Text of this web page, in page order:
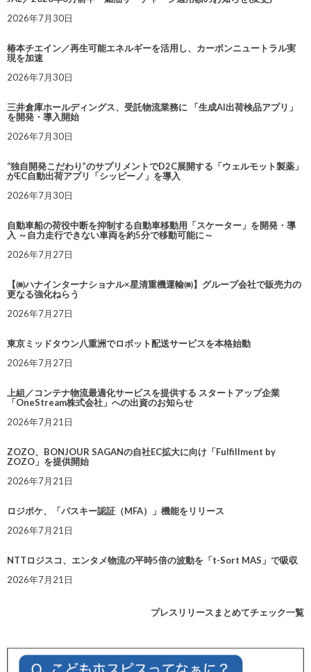
2026年7月30日
椿本チエイン／再生可能エネルギーを活用し、カーボンニュートラル実
現を加速
2026年7月30日
三井倉庫ホールディングス、受託物流業務に 「生成AI出荷検品アプリ」
を開発・導入開始
2026年7月30日
“独自開発こだわり”のサプリメントでD2C展開する「ウェルモット製薬」
がEC自動出荷アプリ「シッピーノ」を導入
2026年7月30日
自動車船の荷役中断を抑制する自動車移動用「スケーター」を開発・導
入 ～自力走行できない車両を約5分で移動可能に～
2026年7月27日
【㈱ハナインターナショナル×星清重機運輸㈱】グループ会社で販売力の
更なる強化ねらう
2026年7月27日
東京ミッドタウン八重洲でロボット配送サービスを本格始動
2026年7月27日
上組／コンテナ物流最適化サービスを提供する スタートアップ企業
「OneStream株式会社」への出資のお知らせ
2026年7月21日
ZOZO、BONJOUR SAGANの自社EC拡大に向け「Fulfillment by
ZOZO」を提供開始
2026年7月21日
ロジポケ、「パスキー認証（MFA）」機能をリリース
2026年7月21日
NTTロジスコ、エンタメ物流の平時5倍の波動を「t-Sort MAS」で吸収
2026年7月21日
プレスリリースまとめてチェック一覧